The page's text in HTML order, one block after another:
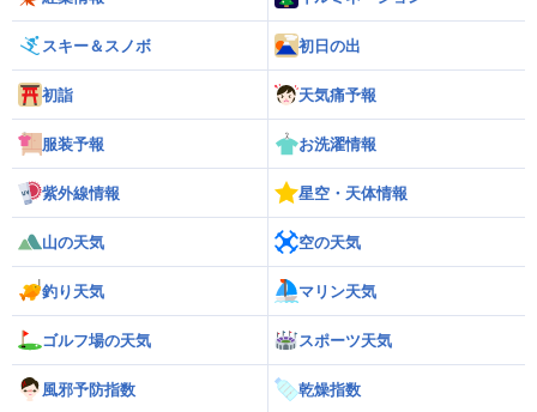
スキー＆スノボ 初日の出
初詣 天気痛予報
服装予報 お洗濯情報
紫外線情報 星空・天体情報
山の天気 空の天気
釣り天気 マリン天気
ゴルフ場の天気 スポーツ天気
風邪予防指数 乾燥指数